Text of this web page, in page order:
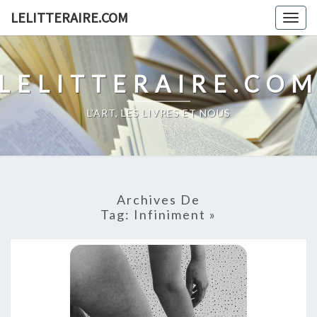
content
LELITTERAIRE.COM
L'ART, LES LIVRES ET NOUS
Archives De
Tag: Infiniment »